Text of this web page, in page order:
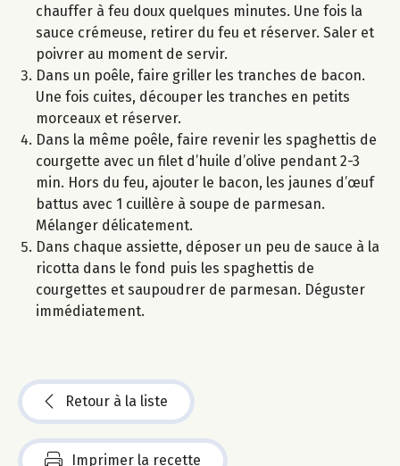
chauffer à feu doux quelques minutes. Une fois la
sauce crémeuse, retirer du feu et réserver. Saler et
poivrer au moment de servir.
Dans un poêle, faire griller les tranches de bacon.
Une fois cuites, découper les tranches en petits
morceaux et réserver.
Dans la même poêle, faire revenir les spaghettis de
courgette avec un filet d’huile d’olive pendant 2-3
min. Hors du feu, ajouter le bacon, les jaunes d’œuf
battus avec 1 cuillère à soupe de parmesan.
Mélanger délicatement.
Dans chaque assiette, déposer un peu de sauce à la
ricotta dans le fond puis les spaghettis de
courgettes et saupoudrer de parmesan. Déguster
immédiatement.
Retour à la liste
Imprimer la recette